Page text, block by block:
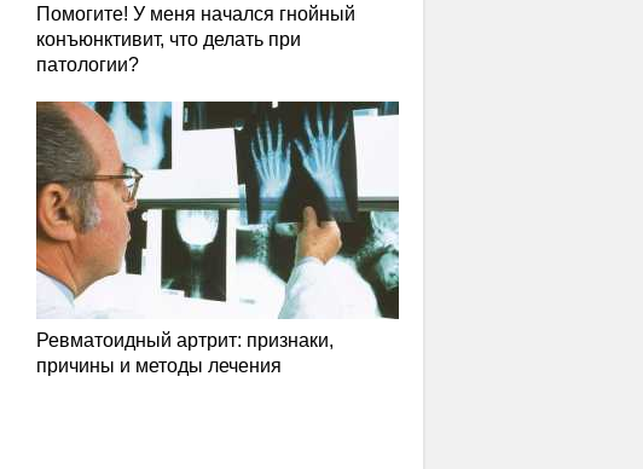
Помогите! У меня начался гнойный
конъюнктивит, что делать при
патологии?
Ревматоидный артрит: признаки,
причины и методы лечения